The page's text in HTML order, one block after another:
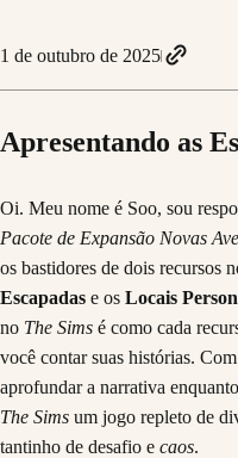
1 de outubro de 2025
Apresentando as
Oi. Meu nome é Soo, sou
Pacote de Expansão Novas
os bastidores de dois recursos
Escapadas e os Locais
no The Sims é como cada
você contar suas histórias.
aprofundar a narrativa
The Sims um jogo repleto de
tantinho de desafio e caos.